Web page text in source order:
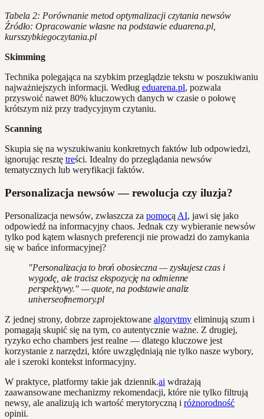
Tabela 2: Porównanie metod optymalizacji czytania newsów
Źródło: Opracowanie własne na podstawie eduarena.pl,
kursszybkiegoczytania.pl
Skimming
Technika polegająca na szybkim przeglądzie tekstu w poszukiwaniu
najważniejszych informacji. Według eduarena.pl, pozwala
przyswoić nawet 80% kluczowych danych w czasie o połowę
krótszym niż przy tradycyjnym czytaniu.
Scanning
Skupia się na wyszukiwaniu konkretnych faktów lub odpowiedzi,
ignorując resztę treści. Idealny do przeglądania newsów
tematycznych lub weryfikacji faktów.
Personalizacja newsów — rewolucja czy iluzja?
Personalizacja newsów, zwłaszcza za pomocą AI, jawi się jako
odpowiedź na informacyjny chaos. Jednak czy wybieranie newsów
tylko pod kątem własnych preferencji nie prowadzi do zamykania
się w bańce informacyjnej?
"Personalizacja to broń obosieczna — zyskujesz czas i
wygodę, ale tracisz ekspozycję na odmienne
perspektywy." — quote, na podstawie analiz
universeofmemory.pl
Z jednej strony, dobrze zaprojektowane algorytmy eliminują szum i
pomagają skupić się na tym, co autentycznie ważne. Z drugiej,
ryzyko echo chambers jest realne — dlatego kluczowe jest
korzystanie z narzędzi, które uwzględniają nie tylko nasze wybory,
ale i szeroki kontekst informacyjny.
W praktyce, platformy takie jak dziennik.ai wdrażają
zaawansowane mechanizmy rekomendacji, które nie tylko filtrują
newsy, ale analizują ich wartość merytoryczną i różnorodność
opinii.